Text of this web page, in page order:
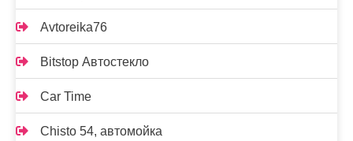
Avtoreika76
Bitstop Автостекло
Car Time
Chisto 54, автомойка